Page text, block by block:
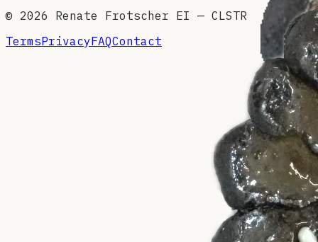
© 2026 Renate Frotscher EI — CLSTR
TermsPrivacyFAQContact